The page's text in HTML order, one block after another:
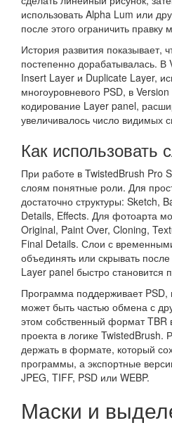
использовать Alpha Lum или
после этого ограничить правку
История развития показывает,
постепенно дорабатывалась. В
Insert Layer и Duplicate Layer,
многоуровневого PSD, в
кодирование Layer panel,
увеличивалось число видимых
Как использовать
При работе в TwistedBrush Pro
слоям понятные роли. Для
достаточно структуры: Sketch,
Details, Effects. Для фотоарта
Original, Paint Over, Cloning,
Final Details. Слои с
объединять или скрывать
Layer panel быстро становится
Программа поддерживает PSD,
может быть частью обмена с
этом собственный формат TBR
проекта в логике
держать в формате, который
программы, а экспортные
JPEG, TIFF, PSD или WEBP.
Маски и